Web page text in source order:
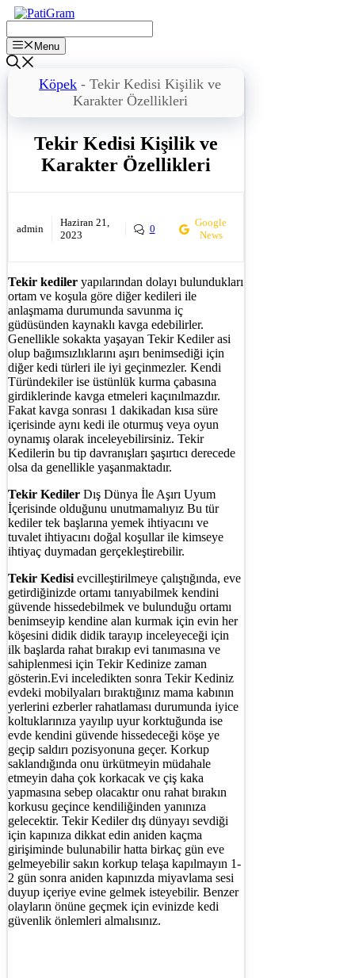
İçeriğe
Menu
Köpek -Tekir Kedisi Kişilik ve
Karakter Özellikleri
Tekir Kedisi Kişilik ve
Karakter Özellikleri
admin
Haziran 21,
2023
0
Google
News
Tekir kediler yapılarından dolayı bulundukları
ortam ve koşula göre diğer kedileri ile
anlaşmama durumunda savunma iç
güdüsünden kaynaklı kavga edebilirler.
Genellikle sokakta yaşayan Tekir Kediler asi
olup bağımsızlıklarını aşırı benimsediği için
diğer kedi türleri ile iyi geçinmezler. Kendi
Türündekiler ise üstünlük kurma çabasına
girdiklerinde kavga etmeleri kaçınılmazdır.
Fakat kavga sonrası 1 dakikadan kısa süre
içerisinde aynı kedi ile oturmuş veya oyun
oynamış olarak inceleyebilirsiniz. Tekir
Kedilerin bu tip davranışları şaşırtıcı derecede
olsa da genellikle yaşanmaktadır.
Tekir Kediler Dış Dünya İle Aşırı Uyum
İçerisinde olduğunu unutmamalıyız Bu tür
kediler tek başlarına yemek ihtiyacını ve
tuvalet ihtiyacını doğal koşullar ile kimseye
ihtiyaç duymadan gerçekleştirebilir.
Tekir Kedisi evcilleştirilmeye çalıştığında, eve
getirdiğinizde ortamı tanıyabilmek kendini
güvende hissedebilmek ve bulunduğu ortamı
benimseyip kendine alan kurmak için evin her
köşesini didik didik tarayıp inceleyeceği için
ilk başlarda rahat bırakıp evi tanımasına ve
sahiplenmesi için Tekir Kedinize zaman
gösterin.Evi inceledikten sonra Tekir Kediniz
evdeki mobilyaları bıraktığınız mama kabının
yerlerini ezberler rahatlaması durumunda iyice
koltuklarınıza yayılıp uyur korktuğunda ise
evde kendini güvende hissedeceği köşe ye
geçip saldırı pozisyonuna geçer. Korkup
saklandığında onu ürkütmeyin müdahale
etmeyin daha çok korkacak ve çiş kaka
yapmasına sebep olacaktır onu rahat bırakın
korkusu geçince kendiliğinden yanınıza
gelecektir. Tekir Kediler dış dünyayı sevdiği
için kapınıza dikkat edin aniden kaçma
girişiminde bulunabilir hatta birkaç gün eve
gelmeyebilir sakın korkup telaşa kapılmayın 1-
2 gün sonra aniden kapınızda miyavlama sesi
duyup içeriye evine gelmek isteyebilir. Benzer
olayların önüne geçmek için evinizde kedi
güvenlik önlemleri almalısınız.